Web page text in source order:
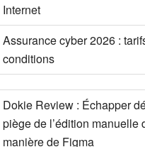
Internet
Assurance cyber 2026 :
conditions
Dokie Review : Échapper
piège de l’édition manuelle
manière de Figma